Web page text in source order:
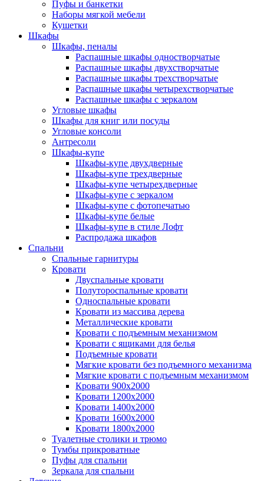
Пуфы и банкетки
Наборы мягкой мебели
Кушетки
Шкафы
Шкафы, пеналы
Распашные шкафы одностворчатые
Распашные шкафы двухстворчатые
Распашные шкафы трехстворчатые
Распашные шкафы четырехстворчатые
Распашные шкафы с зеркалом
Угловые шкафы
Шкафы для книг или посуды
Угловые консоли
Антресоли
Шкафы-купе
Шкафы-купе двухдверные
Шкафы-купе трехдверные
Шкафы-купе четырехдверные
Шкафы-купе с зеркалом
Шкафы-купе с фотопечатью
Шкафы-купе белые
Шкафы-купе в стиле Лофт
Распродажа шкафов
Спальни
Спальные гарнитуры
Кровати
Двуспальные кровати
Полутороспальные кровати
Односпальные кровати
Кровати из массива дерева
Металлические кровати
Кровати с подъемным механизмом
Кровати с ящиками для белья
Подъемные кровати
Мягкие кровати без подъемного механизма
Мягкие кровати с подъемным механизмом
Кровати 900х2000
Кровати 1200х2000
Кровати 1400х2000
Кровати 1600х2000
Кровати 1800х2000
Туалетные столики и трюмо
Тумбы прикроватные
Пуфы для спальни
Зеркала для спальни